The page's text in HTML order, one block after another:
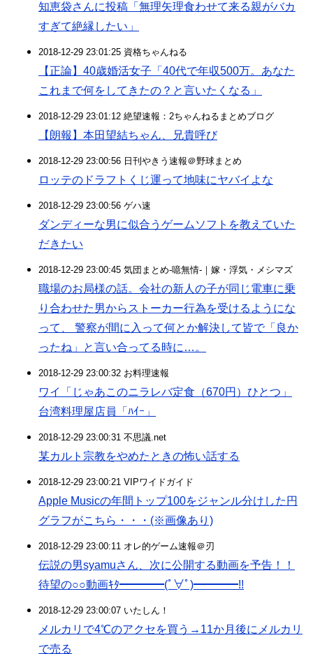
知恵袋さんに投稿「無理矢理食わせて来る親がバカ
すぎて絶縁したい」
2018-12-29 23:01:25 資格ちゃんねる
【正論】40歳婚活女子「40代で年収500万。あなた
これまで何をしてきたの？と言いたくなる」
2018-12-29 23:01:12 絶望速報：2ちゃんねるまとめブログ
【朗報】本田望結ちゃん、兄貴呼び
2018-12-29 23:00:56 日刊やきう速報＠野球まとめ
ロッテのドラフトくじ運って地味にヤバイよな
2018-12-29 23:00:56 ゲハ速
ダンディーな男に似合うゲームソフトを教えていた
だきたい
2018-12-29 23:00:45 気団まとめ-噫無情-｜嫁・浮気・メシマズ
職場のお局様の話。会社の新人の子が同じ電車に乗
り合わせた男からストーカー行為を受けるようにな
って、 警察が間に入って何とか解決して皆で「良か
ったね」と言い合ってる時に…。
2018-12-29 23:00:32 お料理速報
ワイ「じゃあこのニラレバ定食（670円）ひとつ」
台湾料理屋店員「ﾊｲｰ」
2018-12-29 23:00:31 不思議.net
某カルト宗教をやめたときの怖い話する
2018-12-29 23:00:21 VIPワイドガイド
Apple Musicの年間トップ100をジャンル分けした円
グラフがこちら・・・(※画像あり)
2018-12-29 23:00:11 オレ的ゲーム速報＠刃
伝説の男syamuさん、次に公開する動画を予告！！
待望の○○動画ｷﾀ━━━━(ﾟ∀ﾟ)━━━━!!
2018-12-29 23:00:07 いたしん！
メルカリで4℃のアクセを買う→11か月後にメルカリ
で売る